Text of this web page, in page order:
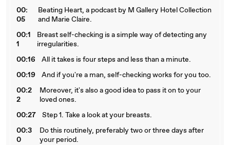
00:
05
Beating Heart, a podcast by M Gallery Hotel Collection
and Marie Claire.
00:1
1
Breast self-checking is a simple way of detecting any
irregularities.
00:16
All it takes is four steps and less than a minute.
00:19
And if you're a man, self-checking works for you too.
00:2
2
Moreover, it's also a good idea to pass it on to your
loved ones.
00:27
Step 1. Take a look at your breasts.
00:3
0
Do this routinely, preferably two or three days after
your period.